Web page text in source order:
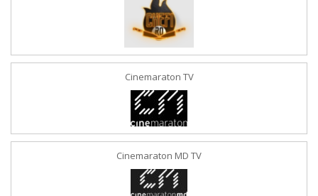
Cinemaraton TV
Cinemaraton MD TV